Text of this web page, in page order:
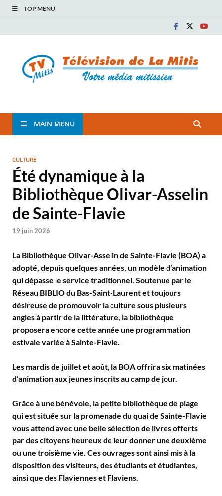
TOP MENU
TVM
MAIN MENU
CULTURE
Été dynamique à la
Bibliothèque Olivar-Asselin
de Sainte-Flavie
19 juin 2026
La Bibliothèque Olivar-Asselin de Sainte-Flavie (BOA) a
adopté, depuis quelques années, un modèle d’animation
qui dépasse le service traditionnel. Soutenue par le
Réseau BIBLIO du Bas-Saint-Laurent et toujours
désireuse de promouvoir la culture sous plusieurs
angles à partir de la littérature, la bibliothèque
proposera encore cette année une programmation
estivale variée à Sainte-Flavie.
Les mardis de juillet et août, la BOA offrira six matinées
d’animation aux jeunes inscrits au camp de jour.
Grâce à une bénévole, la petite bibliothèque de plage
qui est située sur la promenade du quai de Sainte-Flavie
vous attend avec une belle sélection de livres offerts
par des citoyens heureux de leur donner une deuxième
ou une troisième vie. Ces ouvrages sont ainsi mis à la
disposition des visiteurs, des étudiants et étudiantes,
ainsi que des Flaviennes et Flaviens.